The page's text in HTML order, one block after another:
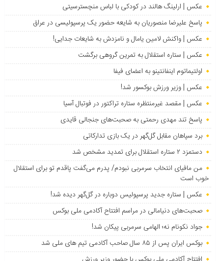
عکس | ارلینگ هالند در کودکی با لباس منچسترسیتی
پاسخ علیرضا منصوریان به شایعه حضور یک پرسپولیسی در عراق
عکس | واکنش لامین یامال و نامزدش به شایعات جدایی!
عکس | ستاره استقلال به تمرین گروهی برگشت
اولتیماتوم اینفانتینو به اعضای فیفا
عکس | وزیر ورزش بوکسور شد!
عکس | مقصد غیرمنتظره ستاره تراکتور در فوتبال آسیا
پاسخ تند مهدی رحمتی به صحبت‌های جنجالی قایدی
برد سپاهان مقابل گل‌گهر در یک بازی تدارکاتی
دستمزد ۲ ستاره استقلال برای تمدید مشخص شد
من مافیای انتخاب سرمربی نبودم/ پدرم می‌گفت پاقدم تو برای استقلال
خوب است
عکس | ستاره جدید پرسپولیس دوباره در گل‌گهر دیده شد!
صحبت‌های دنیامالی در مراسم افتتاح آکادمی ملی بوکس
جواد نکونام نه؛ الهامی سرمربی پیکان شد!
بوکس ایران پس از ۸۵ سال صاحب آکادمی تیم های ملی شد